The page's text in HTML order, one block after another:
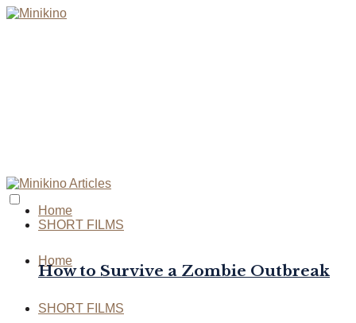
Home
SHORT FILMS
Home
SHORT FILMS
How to Survive a Zombie Outbreak